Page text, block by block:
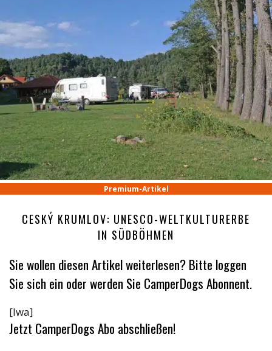
Premium-Artikel
CESKÝ KRUMLOV: UNESCO-WELTKULTURERBE
IN SÜDBÖHMEN
Sie wollen diesen Artikel weiterlesen? Bitte loggen
Sie sich ein oder werden Sie CamperDogs Abonnent.
[lwa]
Jetzt CamperDogs Abo abschließen!